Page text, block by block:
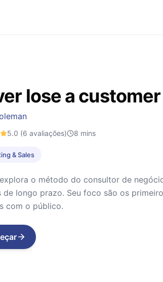
lose a
5.0 (6 avaliações) 8 mins
& Sales
o método do consultor de
de longo prazo. Seu foco são os
com o público.